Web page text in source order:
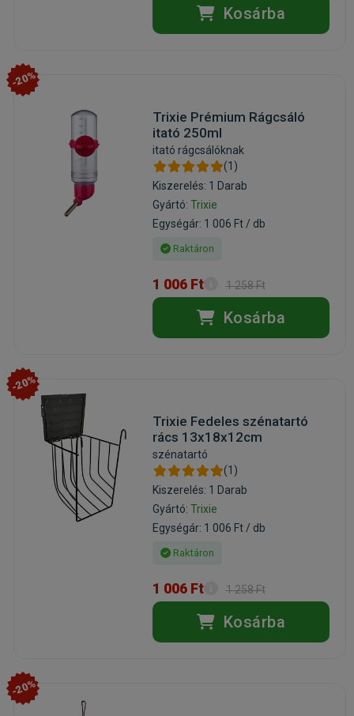
Kosárba
-20%
Trixie Prémium Rágcsáló
itató 250ml
itató rágcsálóknak
(1)
Kiszerelés: 1 Darab
Gyártó: Trixie
Egységár: 1 006 Ft / db
Raktáron
1 006 Ft 1 258 Ft
Kosárba
-20%
Trixie Fedeles szénatartó
rács 13x18x12cm
szénatartó
(1)
Kiszerelés: 1 Darab
Gyártó: Trixie
Egységár: 1 006 Ft / db
Raktáron
1 006 Ft 1 258 Ft
Kosárba
-20%